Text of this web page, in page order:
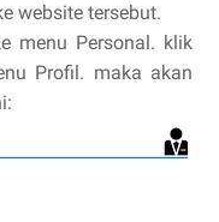
website tersebut.
menu Personal. klik
Profil. maka akan